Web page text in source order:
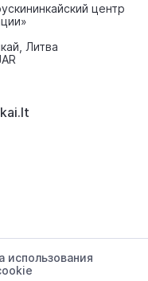
центр
Литва
использования